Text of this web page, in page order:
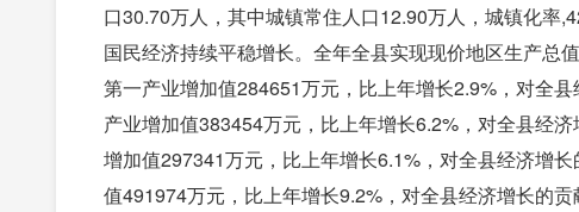
口30.70万人，其中城镇常住人口12.90万人，城镇化率
国民经济持续平稳增长。全年全县实现现价地区生产总
第一产业增加值284651万元，比上年增长2.9%，对全
产业增加值383454万元，比上年增长6.2%，对全县经
增加值297341万元，比上年增长6.1%，对全县经济增
值491974万元，比上年增长9.2%，对全县经济增长的